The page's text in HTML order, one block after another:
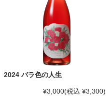
2024 バラ色の人生
¥3,000(税込 ¥3,300)